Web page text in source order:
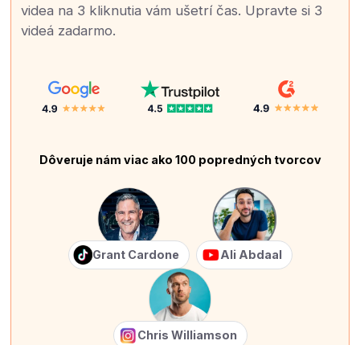
videa na 3 kliknutia vám ušetrí čas. Upravte si 3
videá zadarmo.
Dôveruje nám viac ako 100 popredných tvorcov
Grant Cardone Ali Abdaal
Chris Williamson